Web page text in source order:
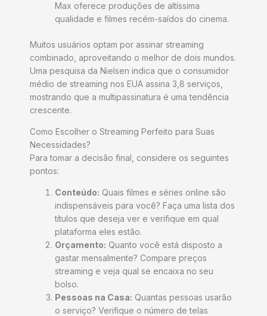
Max oferece produções de altíssima
qualidade e filmes recém-saídos do cinema.
Muitos usuários optam por assinar streaming
combinado, aproveitando o melhor de dois mundos.
Uma pesquisa da Nielsen indica que o consumidor
médio de streaming nos EUA assina 3,8 serviços,
mostrando que a multipassinatura é uma tendência
crescente.
Como Escolher o Streaming Perfeito para Suas
Necessidades?
Para tomar a decisão final, considere os seguintes
pontos:
Conteúdo: Quais filmes e séries online são
indispensáveis para você? Faça uma lista dos
títulos que deseja ver e verifique em qual
plataforma eles estão.
Orçamento: Quanto você está disposto a
gastar mensalmente? Compare preços
streaming e veja qual se encaixa no seu
bolso.
Pessoas na Casa: Quantas pessoas usarão
o serviço? Verifique o número de telas